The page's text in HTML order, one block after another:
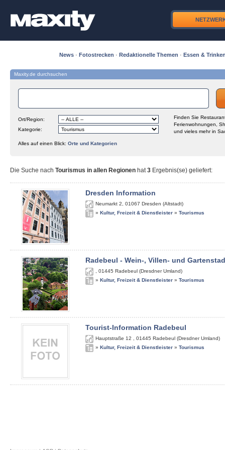
News · Fotostrecken · Redaktionelle Themen · Essen &
Maxity.de durchsuchen
Ort/Region:
Kategorie:
Finden Sie
Ferienwohnungen,
und vieles mehr in
Alles auf einen Blick: Orte und Kategorien
Die Suche nach Tourismus in allen Regionen hat3 Ergebnis(se) geliefert:
Dresden Information
Neumarkt 2 01067 Dresden (Altstadt)
» Kultur, Freizeit & Dienstleister » Tourismus
Radebeul - Wein-, Villen- und
01445 Radebeul (Dresdner Umland)
» Kultur, Freizeit & Dienstleister » Tourismus
Tourist-Information Radebeul
Hauptstraße 12 01445 Radebeul (Dresdner Umland)
» Kultur, Freizeit & Dienstleister » Tourismus